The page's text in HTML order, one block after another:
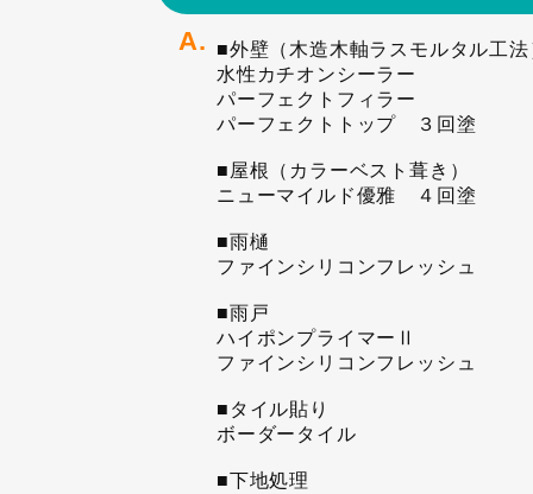
■外壁（木造木軸ラスモルタル工法
水性カチオンシーラー
パーフェクトフィラー
パーフェクトトップ ３回塗
■屋根（カラーベスト葺き）
ニューマイルド優雅 ４回塗
■雨樋
ファインシリコンフレッシュ
■雨戸
ハイポンプライマーⅡ
ファインシリコンフレッシュ
■タイル貼り
ボーダータイル
■下地処理